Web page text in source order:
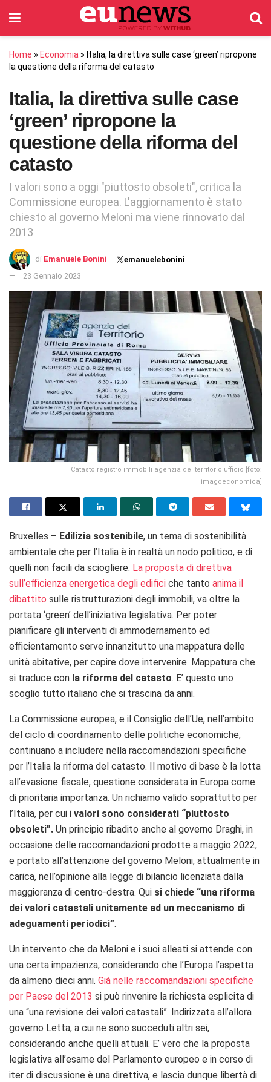
Home » Economia » Italia, la direttiva sulle case ‘green’ ripropone
la questione della riforma del catasto
Italia, la direttiva sulle case
‘green’ ripropone la
questione della riforma del
catasto
I valori sono a oggi "piuttosto obsoleti", critica la
Commissione europea. L'aggiornamento è stato
chiesto al governo Meloni ma viene rinnovato dal
2013
di Emanuele Bonini
emanuelebonini
23 Gennaio 2023
Catasto registro immobili agenzia del territorio ufficio [foto:
imagoeconomica]
Bruxelles – Edilizia sostenibile, un tema di sostenibilità
ambientale che per l’Italia è in realtà un nodo politico, e di
quelli non facili da sciogliere. La proposta di direttiva
sull’efficienza energetica degli edifici che tanto anima il
dibattito sulle ristrutturazioni degli immobili, va oltre la
portata ‘green’ dell’iniziativa legislativa. Per poter
pianificare gli interventi di ammodernamento ed
efficientamento serve innanzitutto una mappatura delle
unità abitative, per capire dove intervenire. Mappatura che
si traduce con la riforma del catasto. E’ questo uno
scoglio tutto italiano che si trascina da anni.
La Commissione europea, e il Consiglio dell’Ue, nell’ambito
del ciclo di coordinamento delle politiche economiche,
continuano a includere nella raccomandazioni specifiche
per l’Italia la riforma del catasto. Il motivo di base è la lotta
all’evasione fiscale, questione considerata in Europa come
di prioritaria importanza. Un richiamo valido soprattutto per
l’Italia, per cui i valori sono considerati “piuttosto
obsoleti”. Un principio ribadito anche al governo Draghi, in
occasione delle raccomandazioni prodotte a maggio 2022,
e portato all’attenzione del governo Meloni, attualmente in
carica, nell’opinione alla legge di bilancio licenziata dalla
maggioranza di centro-destra. Qui si chiede “una riforma
dei valori catastali unitamente ad un meccanismo di
adeguamenti periodici”.
Un intervento che da Meloni e i suoi alleati si attende con
una certa impazienza, considerando che l’Europa l’aspetta
da almeno dieci anni. Già nelle raccomandazioni specifiche
per Paese del 2013 si può rinvenire la richiesta esplicita di
una “una revisione dei valori catastali”. Indirizzata all’allora
governo Letta, a cui ne sono succeduti altri sei,
considerando anche quelli attuali. E’ vero che la proposta
legislativa all’esame del Parlamento europeo e in corso di
iter di discussione è una direttiva, e lascia dunque libertà di